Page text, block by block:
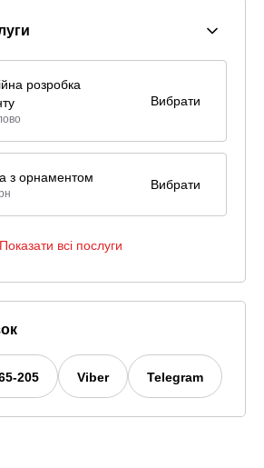
розробка
Вибрати
з орнаментом Вибрати
Показати всі послуги
205 Viber Telegram